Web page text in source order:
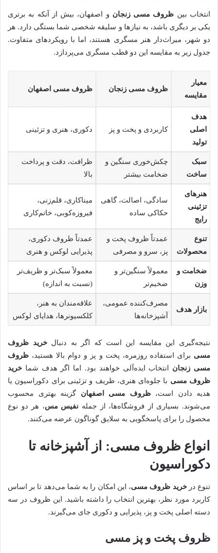
انتخاب بین ظروف مسی زنجان و اصفهان، بیش از آنکه به برتری
یکی بر دیگری باشد، به نیازها و سلیقه شخصی شما بستگی دارد. هر
دو شهر، میراث‌دار هنر مسگری هستند، اما با رویکردهای متفاوت.
جدول زیر به مقایسه این دو قطب مسگری می‌پردازد.
معیار
مقایسه
ظروف مسی زنجان ظروف مسی اصفهان
هدف
اصلی
تولید
کاربردی و پخت و پز دکوری، هنری و تزئینی
سبک
ساخت
چکش‌خوری سنگین و
ضخامت بیشتر
ظرافت، دقت و پرداخت
بالا
هنرهای
تزئینی
رایج
سادگی، اصالت، گاهی
حکاکی ساده
میناکاری، قلم‌زنی،
فیروزه‌کوبی، خاتم‌کاری
تنوع
محصولات
عمدتاً ظروف پخت و
پز، سرو و مصرفی
عمدتاً ظروف دکوری،
پذیرایی لوکس و هنری
ضخامت و
وزن
معمولاً سنگین‌تر و
ضخیم‌تر
معمولاً سبک‌تر و ظریف‌تر
(نسبت به اندازه)
بازار هدف
مصرف‌کننده عمومی،
آشپزخانه‌ها
علاقه‌مندان به هنر،
کلکسیونرها، هدایای لوکس
نتیجه‌گیری این مقایسه این است که اگر به دنبال خرید ظروف
مسی برای استفاده روزمره، پخت و پز و دوام بالا هستید، ظروف
مسی زنجان
انتخاب ایده‌آلی خواهند بود. اما اگر هدف شما خرید
ظروف مسی با جلوه‌ای هنری، ظریف و تزئینی برای دکوراسیون یا
هدیه دادن است،
ظروف مسی اصفهان
گزینه بهتری محسوب
می‌شوند. بسیاری از فروشگاه‌ها، از جمله نفیس مس، هر دو نوع
محصول را برای پاسخگویی به سلایق گوناگون عرضه می‌کنند.
انواع ظروف مسی: از آشپزخانه تا
دکوراسیون
تنوع در خرید ظروف مسی، این امکان را به شما می‌دهد تا بر اساس
کاربرد مورد نظر، بهترین انتخاب را داشته باشید. این ظروف در سه
دسته اصلی پخت و پز، پذیرایی و دکوری جای می‌گیرند.
ظروف پخت و پز مسی